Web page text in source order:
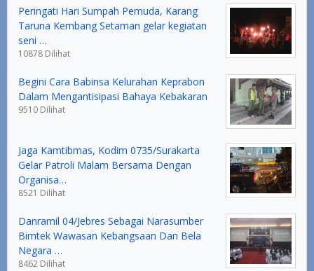
Peringati Hari Sumpah Pemuda, Karang
Taruna Kembang Setaman gelar kegiatan
seni …
10878 Dilihat
Begini Cara Babinsa Kelurahan Keprabon
Dalam Mengantisipasi Bahaya Kebakaran
9510 Dilihat
Jaga Kamtibmas, Kodim 0735/Surakarta
Gelar Patroli Malam Bersama Dengan
Organisa…
8521 Dilihat
Danramil 04/Jebres Sebagai Narasumber
Bimtek Wawasan Kebangsaan Dan Bela
Negara …
8462 Dilihat